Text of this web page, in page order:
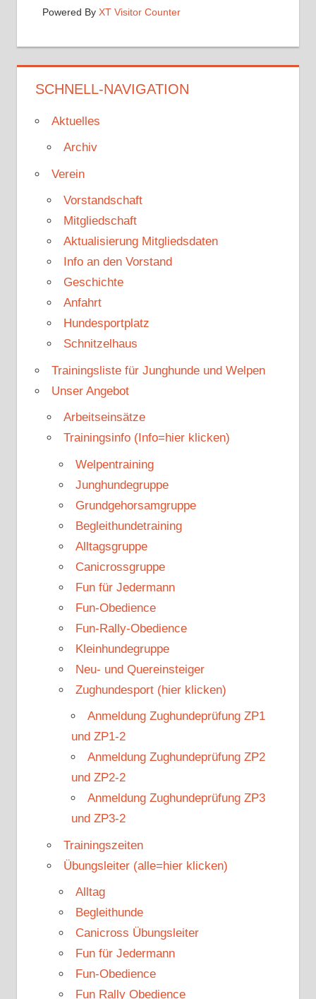
Powered By XT Visitor Counter
SCHNELL-NAVIGATION
Aktuelles
Archiv
Verein
Vorstandschaft
Mitgliedschaft
Aktualisierung Mitgliedsdaten
Info an den Vorstand
Geschichte
Anfahrt
Hundesportplatz
Schnitzelhaus
Trainingsliste für Junghunde und Welpen
Unser Angebot
Arbeitseinsätze
Trainingsinfo (Info=hier klicken)
Welpentraining
Junghundegruppe
Grundgehorsamgruppe
Begleithundetraining
Alltagsgruppe
Canicrossgruppe
Fun für Jedermann
Fun-Obedience
Fun-Rally-Obedience
Kleinhundegruppe
Neu- und Quereinsteiger
Zughundesport (hier klicken)
Anmeldung Zughundeprüfung ZP1
und ZP1-2
Anmeldung Zughundeprüfung ZP2
und ZP2-2
Anmeldung Zughundeprüfung ZP3
und ZP3-2
Trainingszeiten
Übungsleiter (alle=hier klicken)
Alltag
Begleithunde
Canicross Übungsleiter
Fun für Jedermann
Fun-Obedience
Fun Rally Obedience